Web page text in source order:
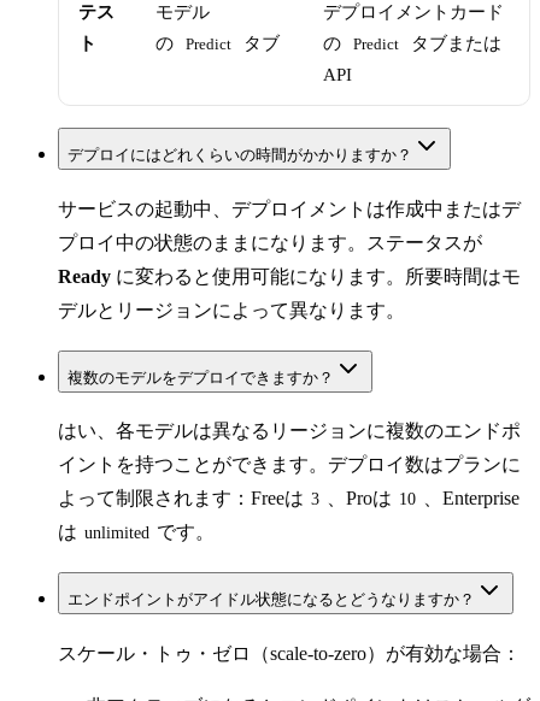
テス
ト
モデル
の
Predict タブ
デプロイメントカード
の
Predict
タブまたは
API
デプロイにはどれくらいの時間がかかりますか？
サービスの起動中、デプロイメントは作成中またはデ
プロイ中の状態のままになります。ステータスが
Ready に変わると使用可能になります。所要時間はモ
デルとリージョンによって異なります。
複数のモデルをデプロイできますか？
はい、各モデルは異なるリージョンに複数のエンドポ
イントを持つことができます。デプロイ数はプランに
よって制限されます：Freeは 3 、Proは 10
、Enterprise
は unlimited です。
エンドポイントがアイドル状態になるとどうなりますか？
スケール・トゥ・ゼロ（scale-to-zero）が有効な場合：